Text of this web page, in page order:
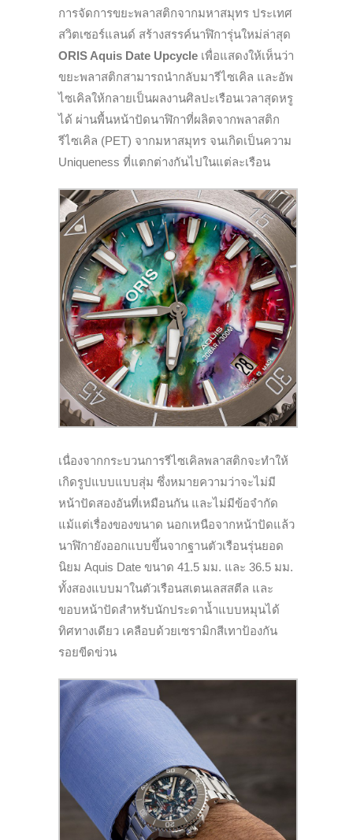
การจัดการขยะพลาสติกจากมหาสมุทร ประเทศ
สวิตเซอร์แลนด์ สร้างสรรค์นาฬิการุ่นใหม่ล่าสุด
ORIS Aquis Date Upcycle เพื่อแสดงให้เห็นว่า
ขยะพลาสติกสามารถนำกลับมารีไซเคิล และอัพ
ไซเคิลให้กลายเป็นผลงานศิลปะเรือนเวลาสุดหรู
ได้ ผ่านพื้นหน้าปัดนาฬิกาที่ผลิตจากพลาสติก
รีไซเคิล (PET) จากมหาสมุทร จนเกิดเป็นความ
Uniqueness ที่แตกต่างกันไปในแต่ละเรือน
เนื่องจากกระบวนการรีไซเคิลพลาสติกจะทำให้
เกิดรูปแบบแบบสุ่ม ซึ่งหมายความว่าจะไม่มี
หน้าปัดสองอันที่เหมือนกัน และไม่มีข้อจำกัด
แม้แต่เรื่องของขนาด นอกเหนือจากหน้าปัดแล้ว
นาฬิกายังออกแบบขึ้นจากฐานตัวเรือนรุ่นยอด
นิยม Aquis Date ขนาด 41.5 มม. และ 36.5 มม.
ทั้งสองแบบมาในตัวเรือนสเตนเลสสตีล และ
ขอบหน้าปัดสำหรับนักประดาน้ำแบบหมุนได้
ทิศทางเดียว เคลือบด้วยเซรามิกสีเทาป้องกัน
รอยขีดข่วน